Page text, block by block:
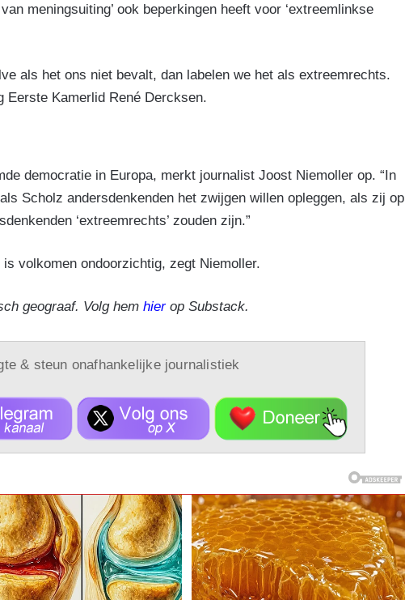
meningsuiting’ ook beperkingen heeft voor ‘extreemlinkse
als het ons niet bevalt, dan labelen we het als extreemrechts.
Eerste Kamerlid René Dercksen.
democratie in Europa, merkt journalist Joost Niemoller op. “In
Scholz andersdenkenden het zwijgen willen opleggen, als zij op
‘extreemrechts’ zouden zijn.”
volkomen ondoorzichtig, zegt Niemoller.
geograaf. Volg hem hierop Substack.
& steun onafhankelijke journalistiek